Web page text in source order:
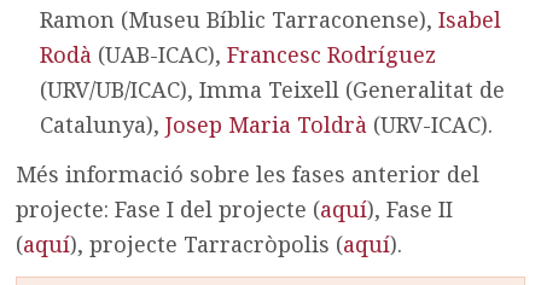
Ramon (Museu Bíblic Tarraconense), Isabel
Rodà (UAB-ICAC),Francesc Rodríguez
(URV/UB/ICAC), Imma Teixell (Generalitat de
Catalunya),Josep Maria Toldrà (URV-ICAC).
Més informació sobre les fases anterior del
projecte: Fase I del projecte (aquí), Fase II
(aquí), projecte Tarracròpolis (aquí).